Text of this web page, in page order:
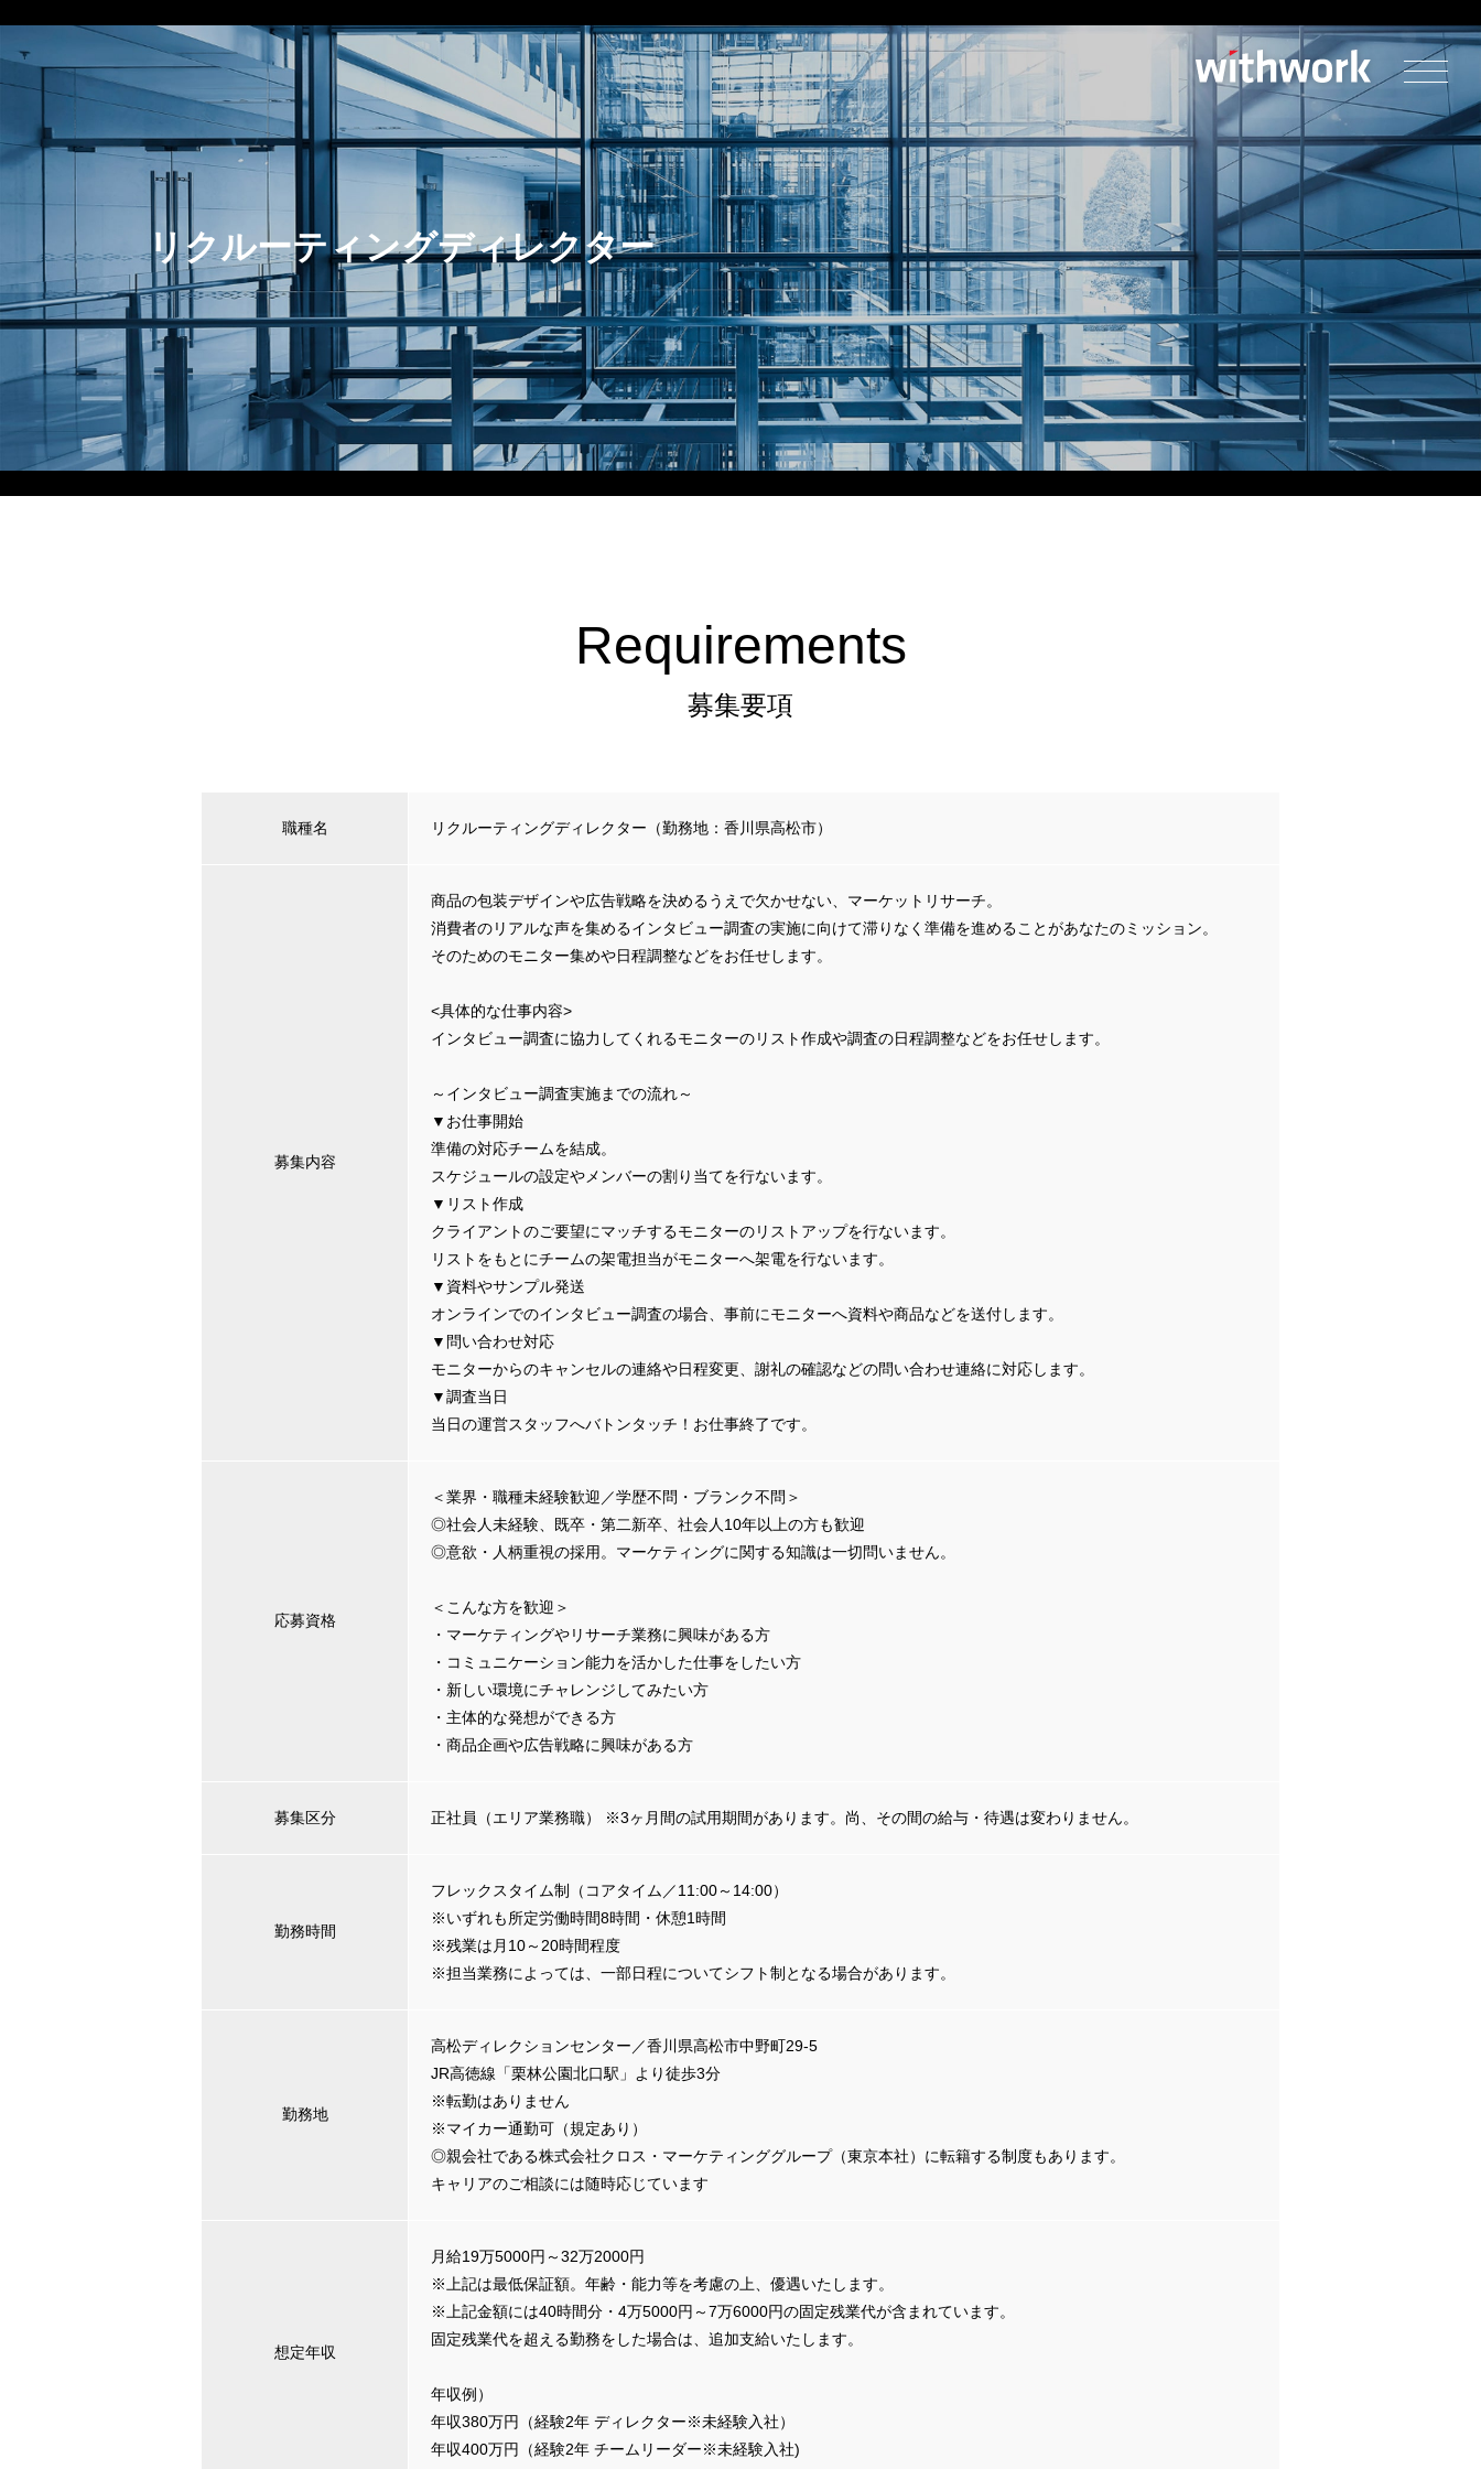
リクルーティングディレクター
Requirements
募集要項
職種名 リクルーティングディレクター（勤務地：香川県高松市）
募集内容
商品の包装デザインや広告戦略を決めるうえで欠かせない、マーケットリサーチ。
消費者のリアルな声を集めるインタビュー調査の実施に向けて滞りなく準備を進めることがあなたのミッション。
そのためのモニター集めや日程調整などをお任せします。
<具体的な仕事内容>
インタビュー調査に協力してくれるモニターのリスト作成や調査の日程調整などをお任せします。
～インタビュー調査実施までの流れ～
▼お仕事開始
準備の対応チームを結成。
スケジュールの設定やメンバーの割り当てを行ないます。
▼リスト作成
クライアントのご要望にマッチするモニターのリストアップを行ないます。
リストをもとにチームの架電担当がモニターへ架電を行ないます。
▼資料やサンプル発送
オンラインでのインタビュー調査の場合、事前にモニターへ資料や商品などを送付します。
▼問い合わせ対応
モニターからのキャンセルの連絡や日程変更、謝礼の確認などの問い合わせ連絡に対応します。
▼調査当日
当日の運営スタッフへバトンタッチ！お仕事終了です。
応募資格
＜業界・職種未経験歓迎／学歴不問・ブランク不問＞
◎社会人未経験、既卒・第二新卒、社会人10年以上の方も歓迎
◎意欲・人柄重視の採用。マーケティングに関する知識は一切問いません。
＜こんな方を歓迎＞
・マーケティングやリサーチ業務に興味がある方
・コミュニケーション能力を活かした仕事をしたい方
・新しい環境にチャレンジしてみたい方
・主体的な発想ができる方
・商品企画や広告戦略に興味がある方
募集区分 正社員（エリア業務職） ※3ヶ月間の試用期間があります。尚、その間の給与・待遇は変わりません。
勤務時間
フレックスタイム制（コアタイム／11:00～14:00）
※いずれも所定労働時間8時間・休憩1時間
※残業は月10～20時間程度
※担当業務によっては、一部日程についてシフト制となる場合があります。
勤務地
高松ディレクションセンター／香川県高松市中野町29-5
JR高徳線「栗林公園北口駅」より徒歩3分
※転勤はありません
※マイカー通勤可（規定あり）
◎親会社である株式会社クロス・マーケティンググループ（東京本社）に転籍する制度もあります。
キャリアのご相談には随時応じています
想定年収
月給19万5000円～32万2000円
※上記は最低保証額。年齢・能力等を考慮の上、優遇いたします。
※上記金額には40時間分・4万5000円～7万6000円の固定残業代が含まれています。
固定残業代を超える勤務をした場合は、追加支給いたします。
年収例）
年収380万円（経験2年 ディレクター※未経験入社）
年収400万円（経験2年 チームリーダー※未経験入社)